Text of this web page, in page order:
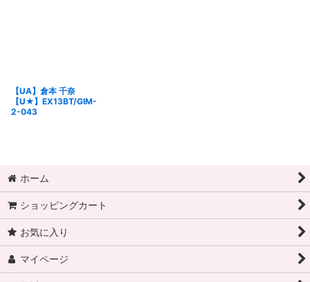
【UA】倉本 千奈
【U★】EX13BT/GIM-
2-043
ホーム
ショッピングカート
お気に入り
マイページ